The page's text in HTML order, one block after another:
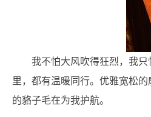
我不怕大风吹得狂烈，我
里，都有温暖同行。优雅宽松
的貉子毛在为我护航。